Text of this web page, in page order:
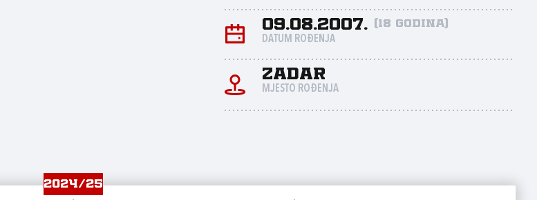
09.08.2007. (18 godina)
DATUM ROĐENJA
Zadar
MJESTO ROĐENJA
2024/25